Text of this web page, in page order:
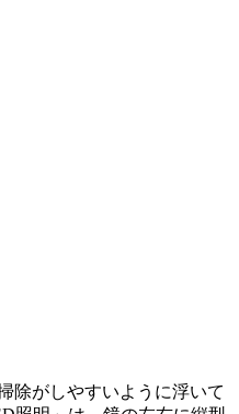
除がしやすいように浮いて